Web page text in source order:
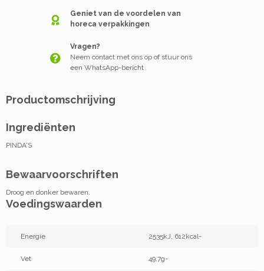
Geniet van de voordelen van
horeca verpakkingen
Vragen?
Neem contact met ons op of stuur ons
een WhatsApp-bericht
Productomschrijving
Ingrediënten
PINDA'S
Bewaarvoorschriften
Droog en donker bewaren.
Voedingswaarden
Energie 2535kJ, 612kcal-
Vet 49,7g-